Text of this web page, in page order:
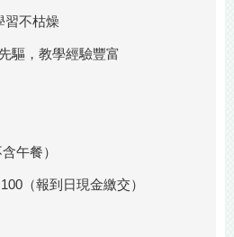
習不枯燥
驅，教學經驗豐富
午餐）
（報到日現金繳交）